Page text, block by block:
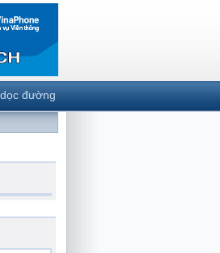
đường